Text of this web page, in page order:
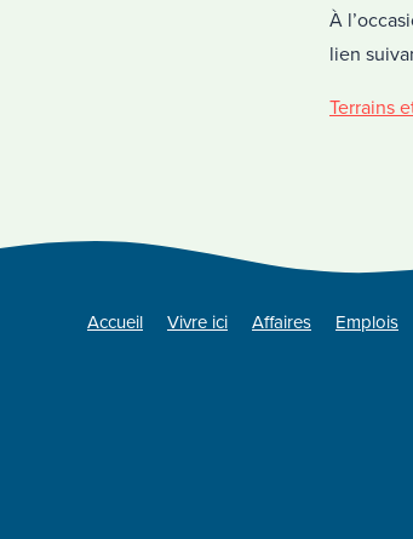
À
lien
Terrains
Accueil Vivre ici Affaires Emplois